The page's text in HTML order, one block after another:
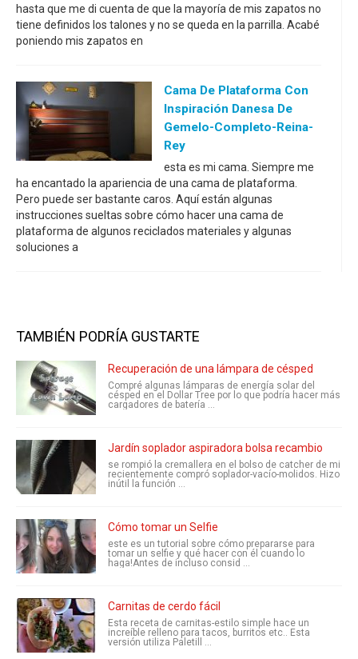
hasta que me di cuenta de que la mayoría de mis zapatos no
tiene definidos los talones y no se queda en la parrilla. Acabé
poniendo mis zapatos en
Cama De Plataforma Con
Inspiración Danesa De
Gemelo-Completo-Reina-
Rey
esta es mi cama. Siempre me
ha encantado la apariencia de una cama de plataforma.
Pero puede ser bastante caros. Aquí están algunas
instrucciones sueltas sobre cómo hacer una cama de
plataforma de algunos reciclados materiales y algunas
soluciones a
TAMBIÉN PODRÍA GUSTARTE
Recuperación de una lámpara de césped
Compré algunas lámparas de energía solar del
césped en el Dollar Tree por lo que podría hacer más
cargadores de batería ...
Jardín soplador aspiradora bolsa recambio
se rompió la cremallera en el bolso de catcher de mi
recientemente compró soplador-vacío-molidos. Hizo
inútil la función ...
Cómo tomar un Selfie
este es un tutorial sobre cómo prepararse para
tomar un selfie y qué hacer con él cuando lo
haga!Antes de incluso consid ...
Carnitas de cerdo fácil
Esta receta de carnitas-estilo simple hace un
increíble relleno para tacos, burritos etc.. Esta
versión utiliza Paletill ...